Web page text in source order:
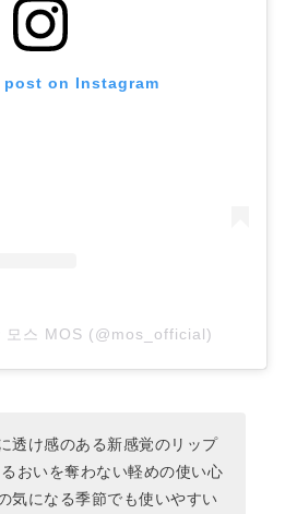
on Instagram
스 MOS (@mos_official)
透け感のある新感覚のリップ
おいを奪わない軽めの使い心
気になる季節でも使いやすい